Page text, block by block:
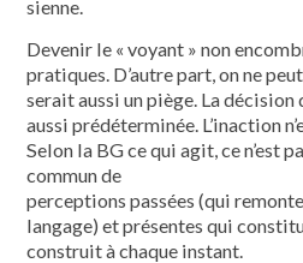
sienne.
Devenir le « voyant » non
pratiques. D’autre part, on ne
serait aussi un piège. La décision
aussi prédéterminée. L’inaction
Selon la BG ce qui agit, ce n’est
commun de
perceptions passées (qui
langage) et présentes qui
construit à chaque instant.